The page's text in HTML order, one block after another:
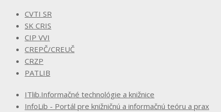
CVTI SR
SK CRIS
CIP VVI
CREPČ/CREUČ
CRZP
PATLIB
ITlib.Informačné technológie a knižnice
InfoLib - Portál pre knižničnú a informačnú teóru a prax